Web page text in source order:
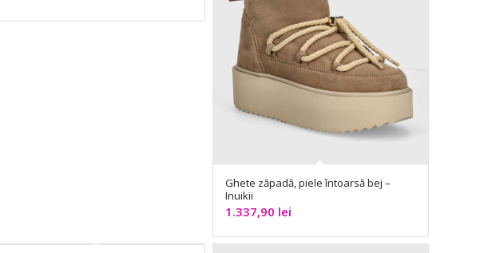
Ghete zăpadă, piele întoarsă bej –
Inuikii
1.337,90 lei